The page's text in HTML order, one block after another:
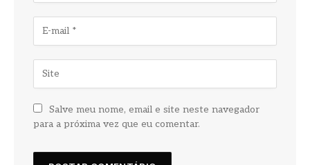
Salve meu nome, email e site neste navegador
para a próxima vez que eu comentar.